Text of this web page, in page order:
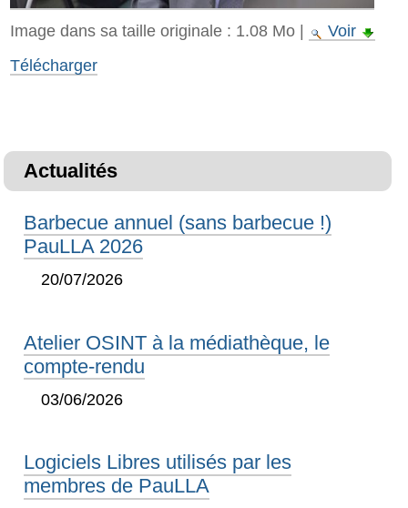
Image dans sa taille originale : 1.08 Mo|
Voir
Télécharger
Actualités
Barbecue annuel (sans barbecue !)
PauLLA 2026
20/07/2026
Atelier OSINT à la médiathèque, le
compte-rendu
03/06/2026
Logiciels Libres utilisés par les
membres de PauLLA